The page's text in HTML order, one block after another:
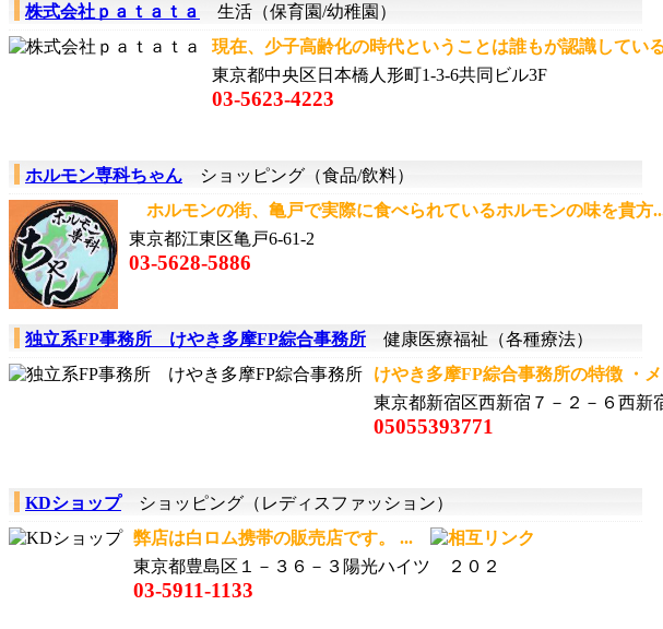
株式会社ｐａｔａｔａ
生活（保育園/幼稚園）
現在、少子高齢化の時代ということは誰もが認識してい
東京都中央区日本橋人形町1-3-6共同ビル3F
03-5623-4223
ホルモン専科ちゃん ショッピング（食品/飲料）
ホルモンの街、亀戸で実際に食べられているホルモンの味を貴方
東京都江東区亀戸6-61-2
03-5628-5886
独立系FP事務所 けやき多摩FP綜合事務所 健康医療福祉（各種療法）
けやき多摩FP綜合事務所の特徴 ・
東京都新宿区西新宿７－２－６西新
05055393771
KDショップショッピング（レディスファッション）
弊店は白ロム携帯の販売店です。 ...
東京都豊島区１－３６－３陽光ハイツ ２０２
03-5911-1133